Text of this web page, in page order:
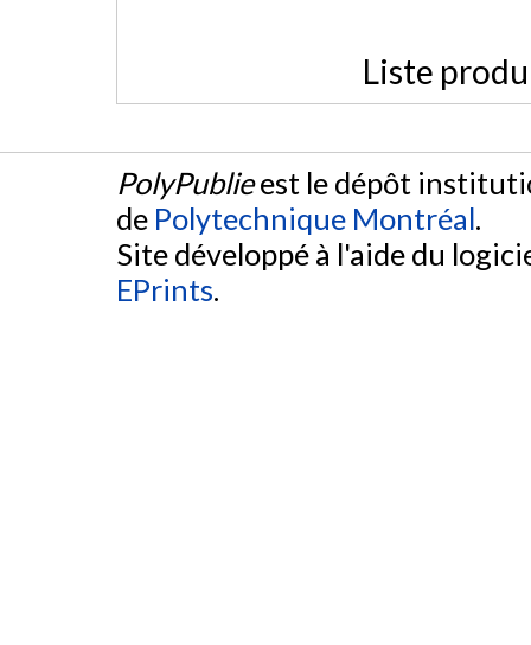
Liste
PolyPublieest le dépôt
de Polytechnique Montréal.
Site développé à l'aide du
EPrints.